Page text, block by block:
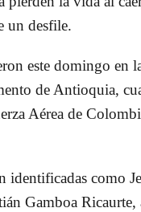
un desfile.
este domingo en
de Antioquia,
Aérea de
identificadas como
Gamboa Ricaurte,